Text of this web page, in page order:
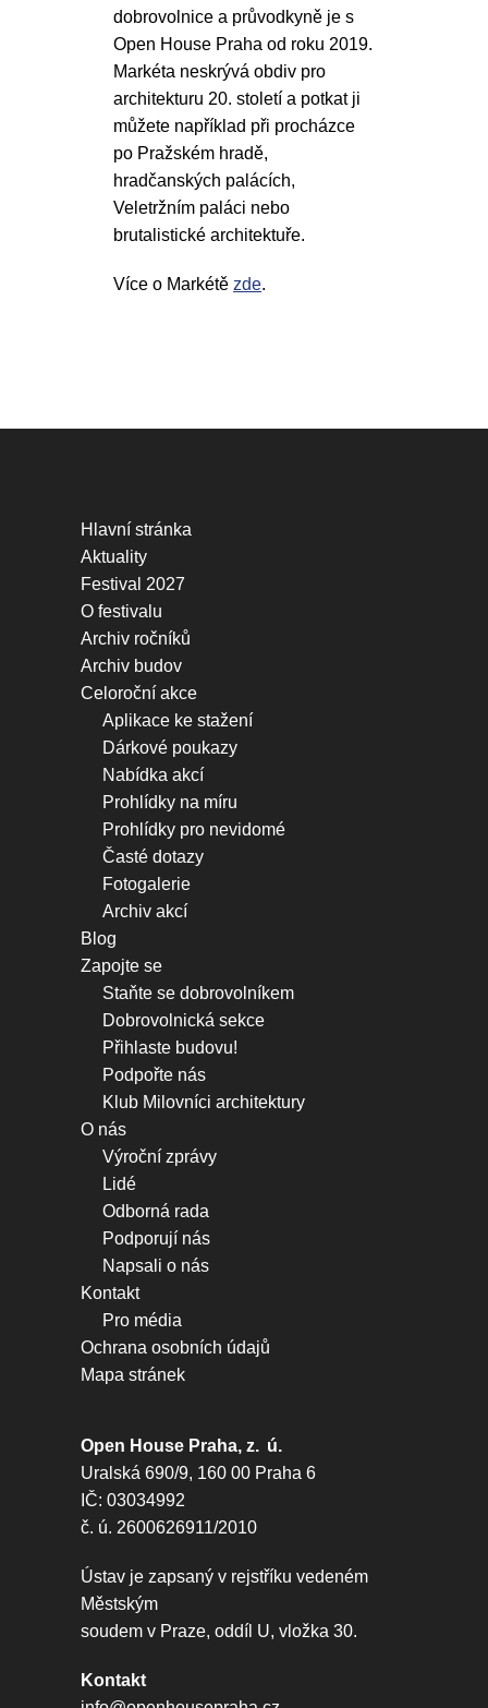
dobrovolnice a průvodkyně je s
Open House Praha od roku 2019.
Markéta neskrývá obdiv pro
architekturu 20. století a potkat ji
můžete například při procházce
po Pražském hradě,
hradčanských palácích,
Veletržním paláci nebo
brutalistické architektuře.
Více o Markétě zde.
Hlavní stránka
Aktuality
Festival 2027
O festivalu
Archiv ročníků
Archiv budov
Celoroční akce
Aplikace ke stažení
Dárkové poukazy
Nabídka akcí
Prohlídky na míru
Prohlídky pro nevidomé
Časté dotazy
Fotogalerie
Archiv akcí
Blog
Zapojte se
Staňte se dobrovolníkem
Dobrovolnická sekce
Přihlaste budovu!
Podpořte nás
Klub Milovníci architektury
O nás
Výroční zprávy
Lidé
Odborná rada
Podporují nás
Napsali o nás
Kontakt
Pro média
Ochrana osobních údajů
Mapa stránek
Open House Praha, z. ú.
Uralská 690/9, 160 00 Praha 6
IČ: 03034992
č. ú. 2600626911/2010
Ústav je zapsaný v rejstříku vedeném
Městským
soudem v Praze, oddíl U, vložka 30.
Kontakt